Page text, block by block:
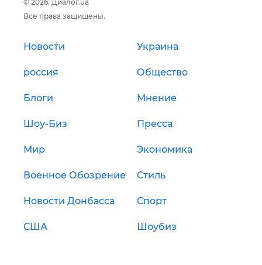
© 2026, Диалог.ua
Все права защищены.
Новости Украина
россия Общество
Блоги Мнение
Шоу-Биз Пресса
Мир Экономика
Военное Обозрение Стиль
Новости Донбасса Спорт
США Шоубиз